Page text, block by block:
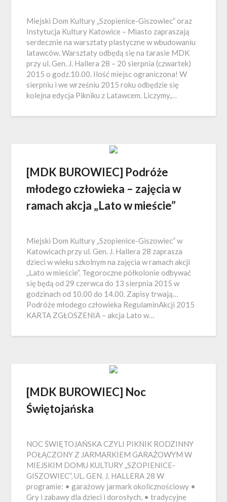
Miejski Dom Kultury „Szopienice-Giszowiec” oraz
Instytucja Kultury Katowice – Miasto zapraszają
serdecznie na warsztaty plastyczne w wbudowaniu
latawców. Warsztaty odbędą się na tarasie MDK
przy ul. Gen. J. Hallera 28 – 20 sierpnia (czwartek)
2015 o godz.10.00. Ilość miejsc ograniczona! W
sierpniu i we wrześniu 2015 roku odbędzie się
kolejna edycja Pikniku z Latawcem. Liczymy,…
[MDK BUROWIEC] Podróże
młodego człowieka – zajęcia w
ramach akcja „Lato w mieście”
Miejski Dom Kultury „Szopienice-Giszowiec” w
Katowicach przy ul. Gen. J. Hallera 28 zaprasza
dzieci w wieku szkolnym na zajęcia w ramach akcji
„Lato w mieście”. Tegoroczne półkolonie odbywać
się będą od 29 czerwca do 13 sierpnia 2015 w
godzinach od 10.00 do 14.00. Zapisy trwają…
Podróże młodego człowieka RegulaminAkcji 2015
KARTA ZGŁOSZENIA – akcja Lato w…
[MDK BUROWIEC] Noc
Świętojańska
NOC ŚWIĘTOJAŃSKA CZYLI PIKNIK RODZINNY
POŁĄCZONY Z JARMARKIEM GARAŻOWYM W
MIEJSKIM DOMU KULTURY „SZOPIENICE-
GISZOWIEC”, UL. GEN. J. HALLERA 28 W
programie: • garażowy jarmark okolicznościowy •
Gry i zabawy dla dzieci i dorosłych, • tradycyjne